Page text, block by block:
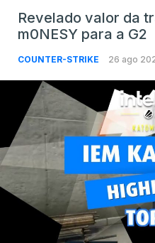
Revelado valor da
m0NESY para a G2
COUNTER-STRIKE 26 ago